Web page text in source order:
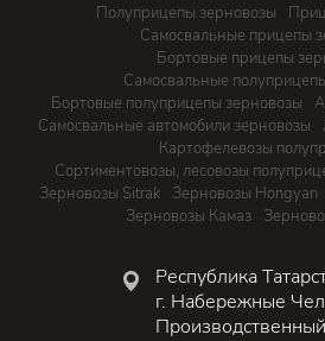
Полуприцепы зерновозы
Самосвальные прицепы
Бортовые прицепы
Самосвальные
Бортовые полуприцепы зерновозы
Самосвальные автомобили зерновозы
Картофелевозы
Сортиментовозы, лесовозы
Зерновозы Sitrak
Зерновозы Hongyan
Зерновозы Камаз
Республика
г. Набережные